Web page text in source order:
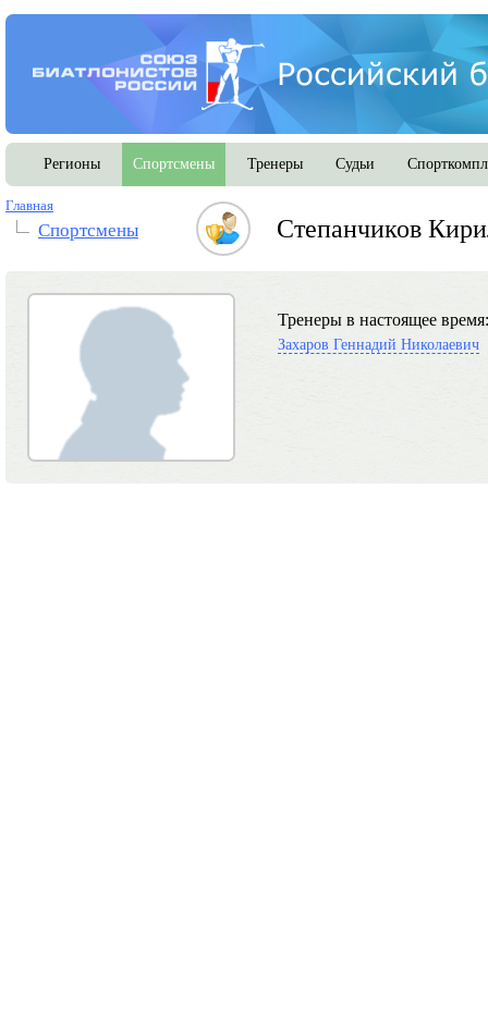
Регионы Спортсмены Тренеры Судьи
Главная
Спортсмены Степанчиков
Тренеры в настоящее время:
Захаров Геннадий Николаевич